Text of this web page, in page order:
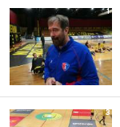
1
3